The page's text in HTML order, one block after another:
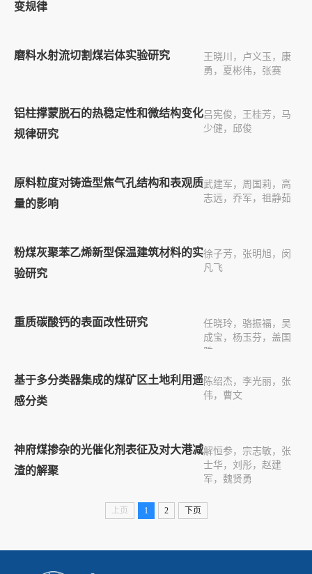
变规律
磨料水射流切割煤岩体实验研究
王晓川，卢义玉，康
勇，夏彬伟，张赛
铝柱撑蒙脱石的热稳定性和微结构变化
规律研究
吕宪俊，王桂芳，马
少健，邱俊
原料粒度对铸造型焦气孔结构和表观质
量的影响
武建军，周国莉，高
志远，乔军，祖静茹
粉煤灰聚苯乙烯新型保温建筑材料的实
验研究
徐子芳，张明旭，闵
凡飞
重质碳酸钙的表面改性研究
任晓玲，骆振福，吴
成宝，杨玉芬，盖国
胜
基于多分类器集成的煤矿区土地利用遥
感分类
陈绍杰，李光丽，张
伟，曹文
神府煤掺杂的光催化剂表征及对大港减
渣的解聚
解恒参，宗志敏，张
士华，刘彤，赵建
军，魏贤勇
上页 1 2 下页